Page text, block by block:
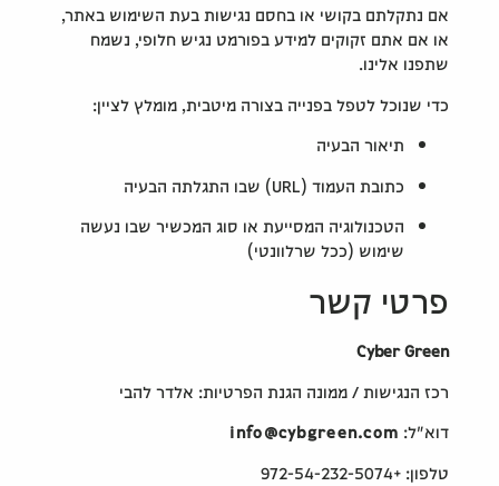
אם נתקלתם בקושי או בחסם נגישות בעת השימוש באתר,
או אם אתם זקוקים למידע בפורמט נגיש חלופי, נשמח
שתפנו אלינו.
כדי שנוכל לטפל בפנייה בצורה מיטבית, מומלץ לציין:
תיאור הבעיה
כתובת העמוד (URL) שבו התגלתה הבעיה
הטכנולוגיה המסייעת או סוג המכשיר שבו נעשה
שימוש (ככל שרלוונטי)
פרטי קשר
Cyber Green
רכז הנגישות / ממונה הגנת הפרטיות: אלדר להבי
דוא"ל: info@cybgreen.com
טלפון: +972-54-232-5074